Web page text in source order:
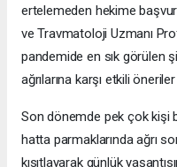
ertelemeden hekime
ve Travmatoloji Uzmanı
pandemide en sık görülen
ağrılarına karşı etkili
Son dönemde pek çok kişi
hatta parmaklarında ağrı
kısıtlayarak günlük